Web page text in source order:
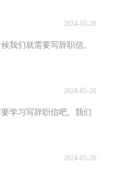
2024-05-20
我们就需要写辞职信。
2024-05-20
学习写辞职信吧。我们
2024-05-20